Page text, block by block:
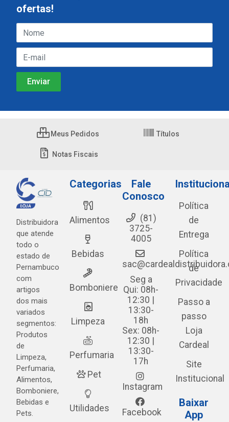
ofertas!
Meus Pedidos Títulos
Notas Fiscais
Distribuidora
que atende
todo o
estado de
Pernambuco
com
artigos
dos mais
variados
segmentos:
Produtos
de
Limpeza,
Perfumaria,
Alimentos,
Bomboniere,
Bebidas e
Pets.
Categorias
Alimentos
Bebidas
Bomboniere
Limpeza
Perfumaria
Pet
Utilidades
Fale
Conosco
(81)
3725-
4005
Seg a
Qui: 08h-
12:30 |
13:30-
18h
Sex: 08h-
12:30 |
13:30-
17h
Instagram
Facebook
Política
de
Entrega
Política
de
Privacidade
Passo a
passo
Loja
Cardeal
Site
Institucional
Baixar
App